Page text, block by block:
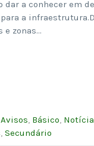
a conhecer em
a
e zonas…
Avisos, Básico,
, Secundário